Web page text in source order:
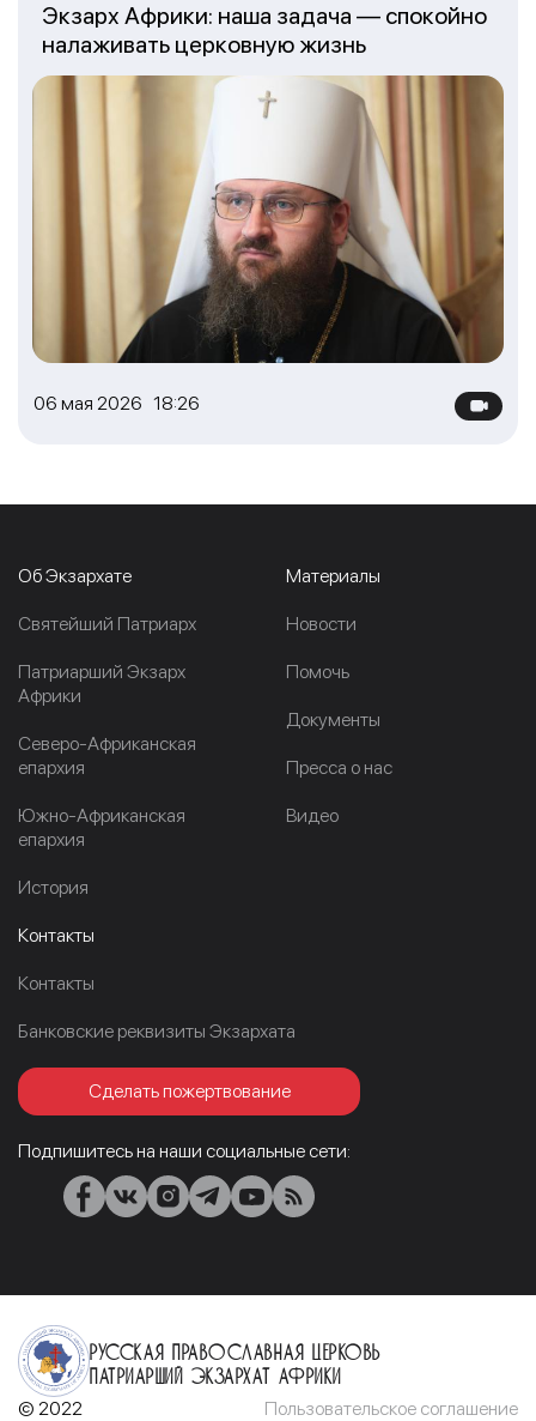
06 мая 2026 18:26
Экзарх Африки: наша задача — спокойно
налаживать церковную жизнь
Об Экзархате
Cвятейший Патриарх
Патриарший Экзарх
Африки
Северо-Африканская
епархия
Южно-Африканская
епархия
История
Материалы
Новости
Помочь
Документы
Пресса о нас
Видео
Контакты
Контакты
Банковские реквизиты Экзархата
Сделать пожертвование
Подпишитесь на наши социальные сети:
Русская Православная Церковь
Патриарший Экзархат Африки
© 2022 Пользовательское соглашение